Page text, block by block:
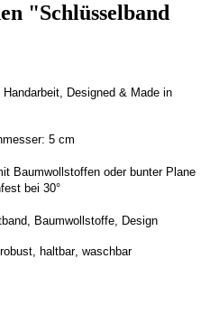
"Schlüsselband
Designed & Made in
5 cm
Baumwollstoffen oder bunter Plane
bei 30°
Baumwollstoffe, Design
haltbar, waschbar